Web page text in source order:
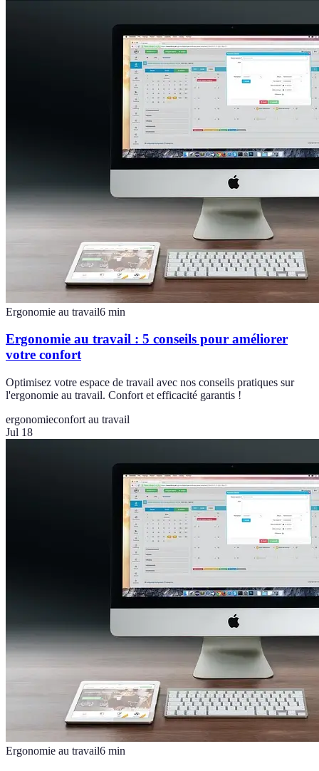
Ergonomie au travail6 min
Ergonomie au travail : 5 conseils pour améliorer
votre confort
Optimisez votre espace de travail avec nos conseils pratiques sur
l'ergonomie au travail. Confort et efficacité garantis !
ergonomieconfort au travail
Jul 18
Ergonomie au travail6 min